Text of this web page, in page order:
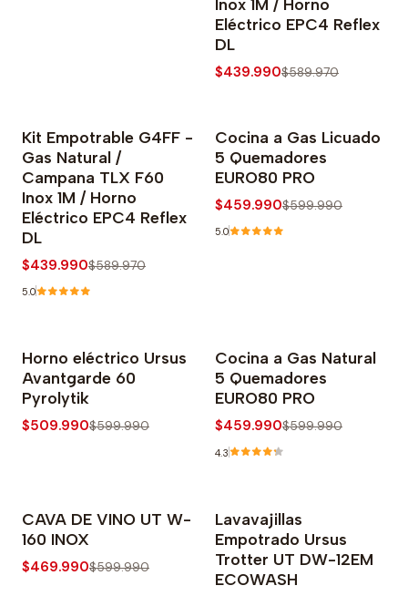
Eléctrico EPC4 Reflex
DL
$439.990$589.970
-25% OFF
Kit Empotrable G4FF -
Gas Natural /
Campana TLX F60
Inox 1M / Horno
Eléctrico EPC4 Reflex
DL
$439.990$589.970
5.0
-23% OFF
Agotado
Cocina a Gas Licuado
5 Quemadores
EURO80 PRO
$459.990$599.990
5.0
-15% OFF
Horno eléctrico Ursus
Avantgarde 60
Pyrolytik
$509.990$599.990
-23% OFF
Cocina a Gas Natural
5 Quemadores
EURO80 PRO
$459.990$599.990
4.3
-22% OFF
CAVA DE VINO UT W-
160 INOX
$469.990$599.990
No disponible
Lavavajillas
Empotrado Ursus
Trotter UT DW-12EM
ECOWASH